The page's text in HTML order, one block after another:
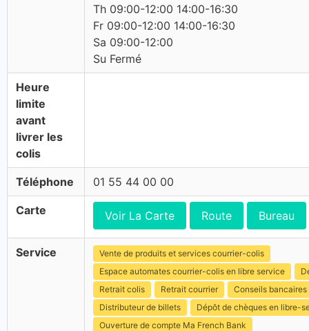
Th 09:00-12:00 14:00-16:30
Fr 09:00-12:00 14:00-16:30
Sa 09:00-12:00
Su Fermé
Heure
limite
avant
livrer les
colis
Téléphone 01 55 44 00 00
Carte Voir La Carte Route Bureau
Service
Vente de produits et services courrier-colis
Espace automates courrier-colis en libre service
Retrait colis
Retrait courrier
Conseils bancaires
Distributeur de billets
Dépôt de chèques en libre-
Ouverture de compte Ma French Bank